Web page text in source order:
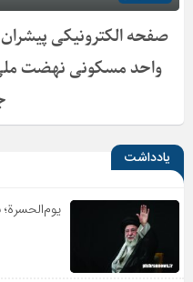
واحد مسکونی نهضت
یادداشت